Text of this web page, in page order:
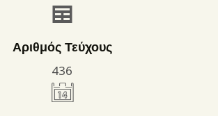
Αριθμός Τεύχους
436